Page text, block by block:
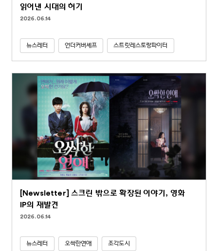
읽어낸 시대의 허기
2026.06.14
뉴스레터 언더커버셰프 스트릿레스토랑파이터
[Newsletter] 스크린 밖으로 확장된 이야기, 영화
IP의 재발견
2026.06.14
뉴스레터 오싹한연애 조각도시